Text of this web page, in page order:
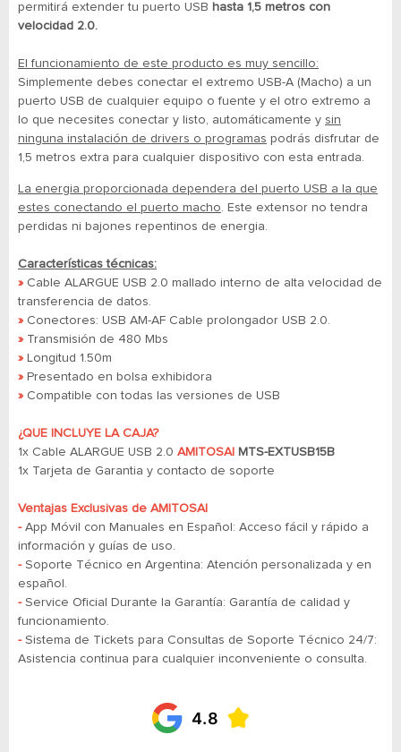
permitirá extender tu puerto USB hasta 1,5 metros con
velocidad 2.0.
El funcionamiento de este producto es muy sencillo:
Simplemente debes conectar el extremo USB-A (Macho) a un
puerto USB de cualquier equipo o fuente y el otro extremo a
lo que necesites conectar y listo, automáticamente y sin
ninguna instalación de drivers o programas podrás disfrutar de
1,5 metros extra para cualquier dispositivo con esta entrada.
La energia proporcionada dependera del puerto USB a la que
estes conectando el puerto macho. Este extensor no tendra
perdidas ni bajones repentinos de energia.
Características técnicas:
»Cable ALARGUE USB 2.0 mallado interno de alta velocidad de
transferencia de datos.
»Conectores: USB AM-AF Cable prolongador USB 2.0.
»Transmisión de 480 Mbs
»Longitud 1.50m
»Presentado en bolsa exhibidora
»Compatible con todas las versiones de USB
¿QUE INCLUYE LA CAJA?
1x Cable ALARGUE USB 2.0 AMITOSAI MTS-EXTUSB15B
1x Tarjeta de Garantia y contacto de soporte
Ventajas Exclusivas de AMITOSAI
- App Móvil con Manuales en Español: Acceso fácil y rápido a
información y guías de uso.
- Soporte Técnico en Argentina: Atención personalizada y en
español.
- Service Oficial Durante la Garantía: Garantía de calidad y
funcionamiento.
- ​​​​​​​Sistema de Tickets para Consultas de Soporte Técnico 24/7:
Asistencia continua para cualquier inconveniente o consulta.